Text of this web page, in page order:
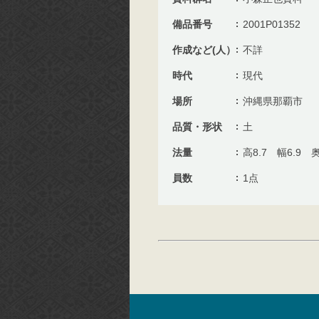
備品番号 2001P01352
作成など(人） 不詳
時代 現代
場所 沖縄県那覇市
品質・形状 土
法量 高8.7 幅6.9
員数 1点